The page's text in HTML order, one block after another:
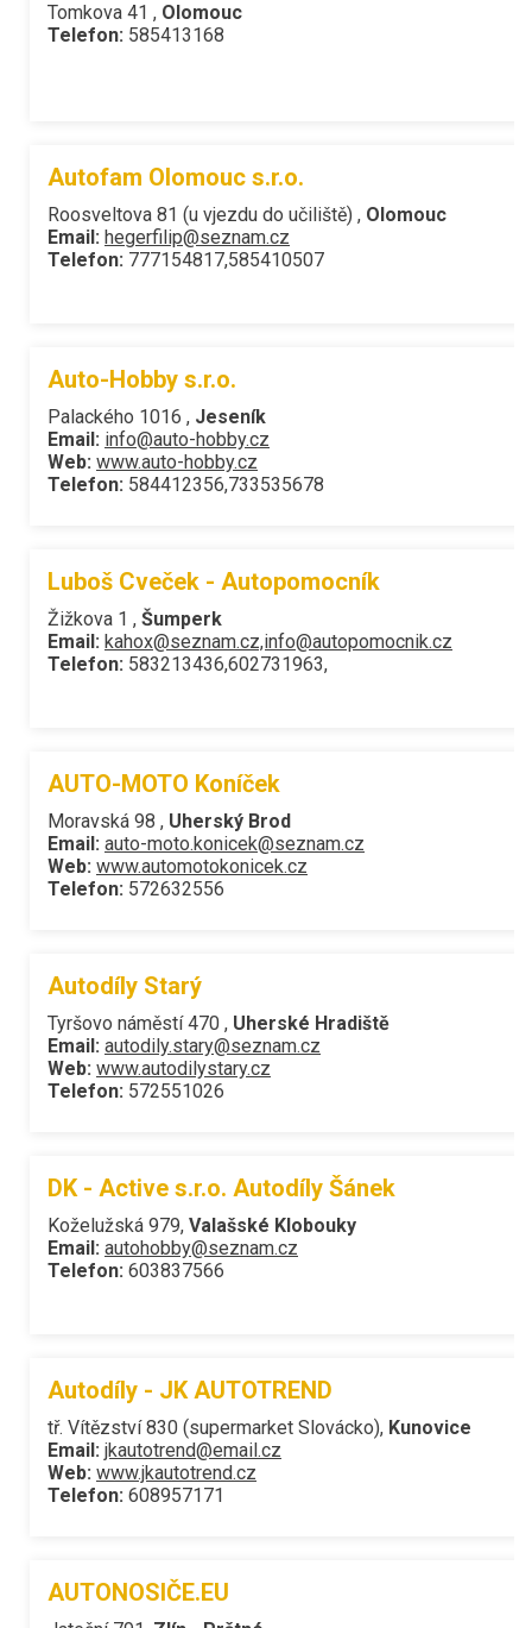
Tomkova 41 , Olomouc
Telefon: 585413168
Autofam Olomouc s.r.o.
Roosveltova 81 (u vjezdu do učiliště) , Olomouc
Email: hegerfilip@seznam.cz
Telefon: 777154817,585410507
Auto-Hobby s.r.o.
Palackého 1016 , Jeseník
Email: info@auto-hobby.cz
Web: www.auto-hobby.cz
Telefon: 584412356,733535678
Luboš Cveček - Autopomocník
Žižkova 1 , Šumperk
Email: kahox@seznam.cz,info@autopomocnik.cz
Telefon: 583213436,602731963,
AUTO-MOTO Koníček
Moravská 98 , Uherský Brod
Email: auto-moto.konicek@seznam.cz
Web: www.automotokonicek.cz
Telefon: 572632556
Autodíly Starý
Tyršovo náměstí 470 , Uherské Hradiště
Email: autodily.stary@seznam.cz
Web: www.autodilystary.cz
Telefon: 572551026
DK - Active s.r.o. Autodíly Šánek
Koželužská 979, Valašské Klobouky
Email: autohobby@seznam.cz
Telefon: 603837566
Autodíly - JK AUTOTREND
tř. Vítězství 830 (supermarket Slovácko), Kunovice
Email: jkautotrend@email.cz
Web: www.jkautotrend.cz
Telefon: 608957171
AUTONOSIČE.EU